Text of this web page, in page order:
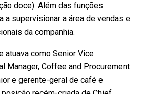
doce). Além das funções
a supervisionar a área de vendas e
da companhia.
atuava como Senior Vice
Manager, Coffee and Procurement
e gerente-geral de café e